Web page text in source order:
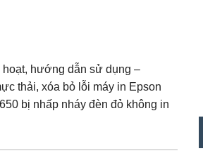
hoạt, hướng dẫn sử dụng –
thải, xóa bỏ lỗi máy in Epson
bị nhấp nháy đèn đỏ không in